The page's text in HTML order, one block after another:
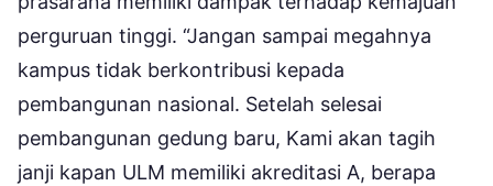
perguruan tinggi. “Jangan sampai megahnya
kampus tidak berkontribusi kepada
pembangunan nasional. Setelah selesai
pembangunan gedung baru, Kami akan tagih
janji kapan ULM memiliki akreditasi A, berapa